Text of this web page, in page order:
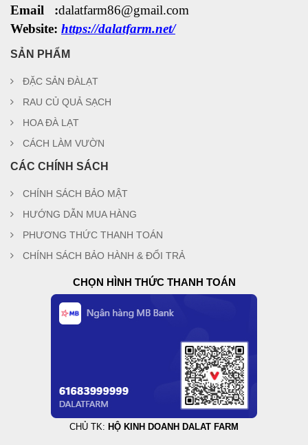
Email :dalatfarm86@gmail.com
Website: https://dalatfarm.net/
SẢN PHẨM
ĐẶC SẢN ĐÀLẠT
RAU CỦ QUẢ SẠCH
HOA ĐÀ LẠT
CÁCH LÀM VƯỜN
CÁC CHÍNH SÁCH
CHÍNH SÁCH BẢO MẬT
HƯỚNG DẪN MUA HÀNG
PHƯƠNG THỨC THANH TOÁN
CHÍNH SÁCH BẢO HÀNH & ĐỔI TRẢ
CHỌN HÌNH THỨC THANH TOÁN
CHỦ TK: HỘ KINH DOANH DALAT FARM